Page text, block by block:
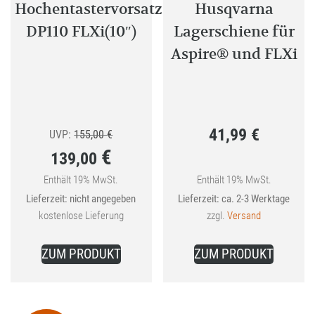
Hochentastervorsatz
DP110 FLXi(10″)
UVP: 155,00€Ursprünglicher
war:
155,00 €
139,00 €
Aktueller
Preis
139,00 €.
Enthält 19% MwSt.
Lieferzeit: nicht angegeben
kostenlose Lieferung
ZUM PRODUKT
Husqvarna
Lagerschiene für
Aspire® und FLXi
41,99 €
Enthält 19% MwSt.
Lieferzeit: ca. 2-3 Werktage
zzgl.Versand
ZUM PRODUKT